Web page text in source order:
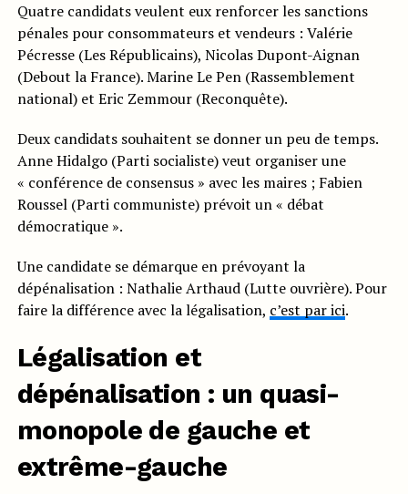
Quatre candidats veulent eux renforcer les sanctions
pénales pour consommateurs et vendeurs : Valérie
Pécresse (Les Républicains), Nicolas Dupont-Aignan
(Debout la France). Marine Le Pen (Rassemblement
national) et Eric Zemmour (Reconquête).
Deux candidats souhaitent se donner un peu de temps.
Anne Hidalgo (Parti socialiste) veut organiser une
« conférence de consensus » avec les maires ; Fabien
Roussel (Parti communiste) prévoit un « débat
démocratique ».
Une candidate se démarque en prévoyant la
dépénalisation : Nathalie Arthaud (Lutte ouvrière). Pour
faire la différence avec la légalisation, c’est par ici.
Légalisation et
dépénalisation : un quasi-
monopole de gauche et
extrême-gauche